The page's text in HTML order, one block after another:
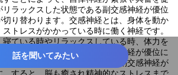
ラックスした状態である副交感神経が優位
り替わります。交感神経とは、身体を動か
トレスがかかっている時に働く神経です。
ている時やリラックスしている時、体力を
。通常、起きている時には交感神経が優位に
リラックスしている時と同じ副交感神経が
話を聞いてみたい